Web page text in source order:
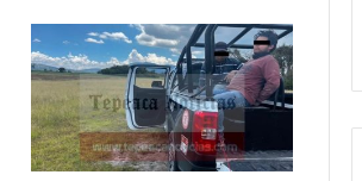
en
San
Hipólito
Xochiltenango
.
Xochiltenango .